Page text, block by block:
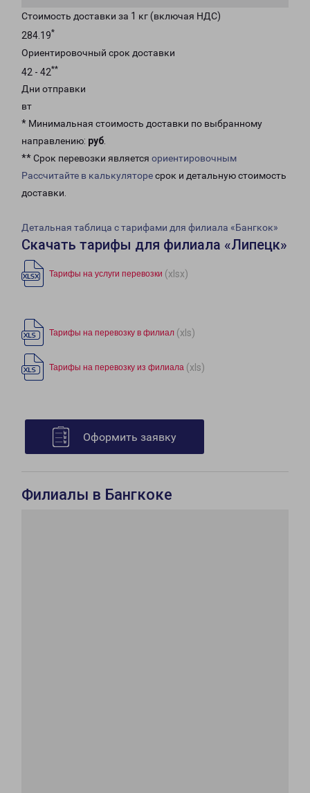
Стоимость доставки за 1 кг (включая НДС)
284.19*
Ориентировочный срок доставки
42 - 42**
Дни отправки
вт
* Минимальная стоимость доставки по выбранному
направлению: руб.
** Срок перевозки является ориентировочным
Рассчитайте в калькуляторесрок и детальную стоимость
доставки.
Детальная таблица с тарифами для филиала «Бангкок»
Скачать тарифы для филиала «Липецк»
Тарифы на услуги перевозки (xlsx)
Тарифы на перевозку в филиал (xls)
Тарифы на перевозку из филиала (xls)
Оформить заявку
Филиалы в Бангкоке